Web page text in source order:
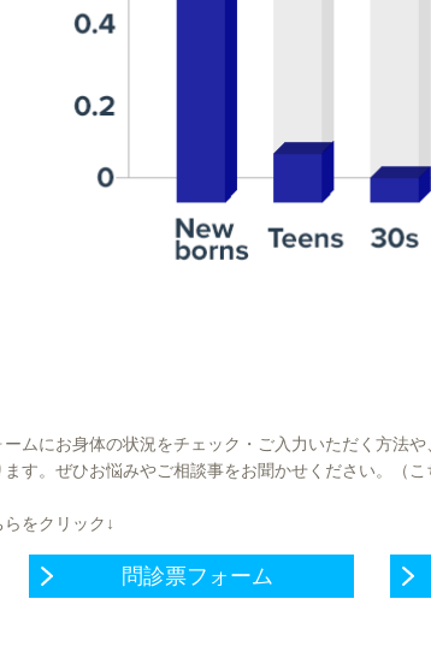
ームにお身体の状況をチェック・ご入力いただく方法
す。ぜひお悩みやご相談事をお聞かせください。 （
らをクリック↓
問診票フォーム